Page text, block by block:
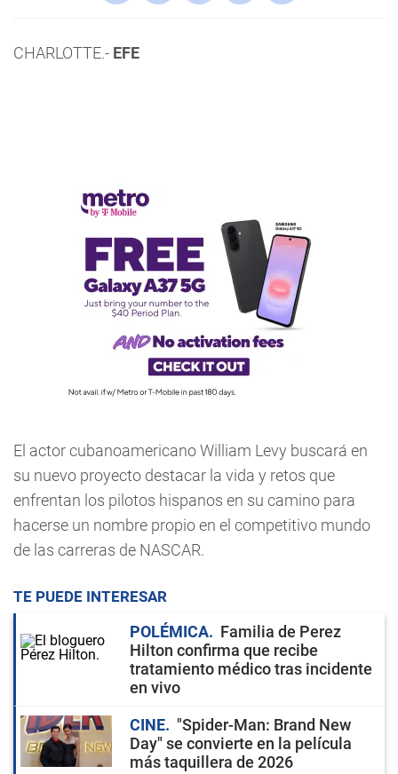
CHARLOTTE.- EFE
El actor cubanoamericano William Levy buscará en
su nuevo proyecto destacar la vida y retos que
enfrentan los pilotos hispanos en su camino para
hacerse un nombre propio en el competitivo mundo
de las carreras de NASCAR.
TE PUEDE INTERESAR
POLÉMICA
Familia de Perez
Hilton confirma que recibe
tratamiento médico tras incidente
en vivo
CINE
"Spider-Man: Brand New
Day" se convierte en la película
más taquillera de 2026